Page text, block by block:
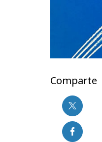
Comparte